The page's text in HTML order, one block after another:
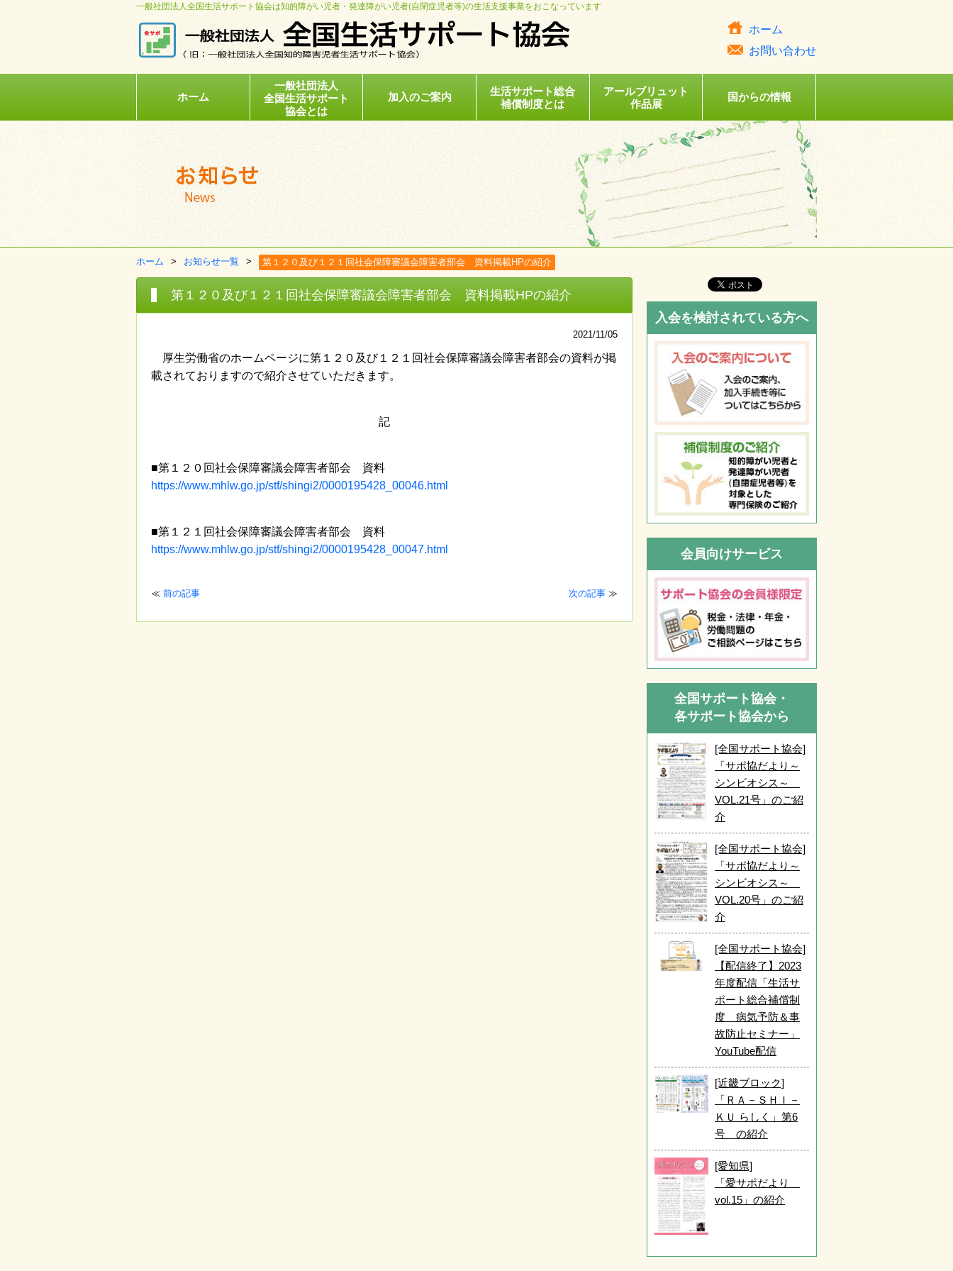
一般社団法人全国生活サポート協会は知的障がい児者・発達障がい児者(自閉症児者等)の生活支援事業をおこなっています
ホーム
お問い合わせ
ホーム
一般社団法人
全国生活サポート
協会とは
加入のご案内
生活サポート総合
補償制度とは
アールブリュット
作品展
国からの情報
ホーム お知らせ一覧 第１２０及び１２１回社会保障審議会障害者部会 資料掲載HPの紹介
第１２０及び１２１回社会保障審議会障害者部会 資料掲載HPの紹介
2021/11/05
厚生労働省のホームページに第１２０及び１２１回社会保障審議会障害者部会の資料が掲
載されておりますので紹介させていただきます。
記
■第１２０回社会保障審議会障害者部会 資料
https://www.mhlw.go.jp/stf/shingi2/0000195428_00046.html
■第１２１回社会保障審議会障害者部会 資料
https://www.mhlw.go.jp/stf/shingi2/0000195428_00047.html
≪ 前の記事 次の記事 ≫
入会を検討されている方へ
会員向けサービス
全国サポート協会・
各サポート協会から
[全国サポート協会]
「サポ協だより～
シンビオシス～
VOL.21号」のご紹
介
[全国サポート協会]
「サポ協だより～
シンビオシス～
VOL.20号」のご紹
介
[全国サポート協会]
【配信終了】2023
年度配信「生活サ
ポート総合補償制
度 病気予防＆事
故防止セミナー」
YouTube配信
[近畿ブロック]
「ＲＡ－ＳＨＩ－
ＫＵ らしく」第6
号 の紹介
[愛知県]
「愛サポだより
vol.15」の紹介